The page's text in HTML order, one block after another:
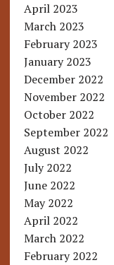
April 2023
March 2023
February 2023
January 2023
December 2022
November 2022
October 2022
September 2022
August 2022
July 2022
June 2022
May 2022
April 2022
March 2022
February 2022